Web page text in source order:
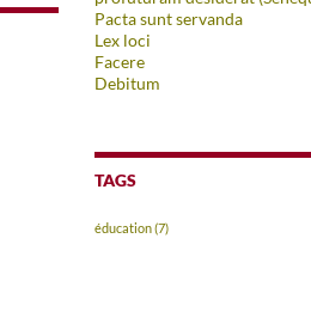
Pacta sunt servanda
Lex loci
Facere
Debitum
TAGS
éducation(7)